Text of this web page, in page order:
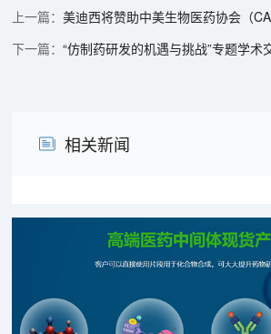
美迪西将赞助中美生物医药协会（
“仿制药研发的机遇与挑战”专题学
相关新闻